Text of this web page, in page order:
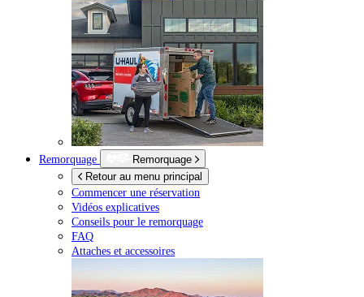
Remorquage
Remorquage
Retour au menu principal
Commencer une réservation
Vidéos explicatives
Conseils pour le remorquage
FAQ
Attaches et accessoires